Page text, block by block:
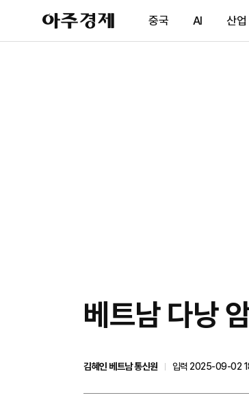
아
주
제
중국 AI 산업
베트남 다낭
김혜인 베트남 통신원
입력 2025-09-02